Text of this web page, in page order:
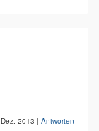
2013 | Antworten